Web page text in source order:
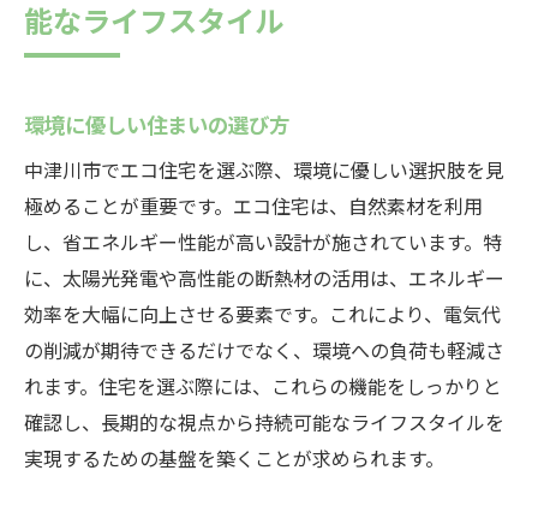
能なライフスタイル
環境に優しい住まいの選び方
中津川市でエコ住宅を選ぶ際、環境に優しい選択肢を見
極めることが重要です。エコ住宅は、自然素材を利用
し、省エネルギー性能が高い設計が施されています。特
に、太陽光発電や高性能の断熱材の活用は、エネルギー
効率を大幅に向上させる要素です。これにより、電気代
の削減が期待できるだけでなく、環境への負荷も軽減さ
れます。住宅を選ぶ際には、これらの機能をしっかりと
確認し、長期的な視点から持続可能なライフスタイルを
実現するための基盤を築くことが求められます。